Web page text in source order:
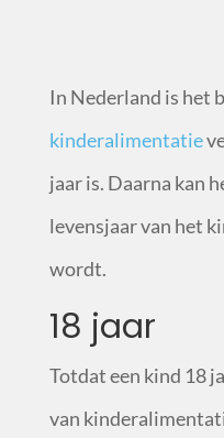
In Nederland is het
kinderalimentatie
jaar is. Daarna kan
levensjaar van het
wordt.
18 jaar
Totdat een kind 18
van